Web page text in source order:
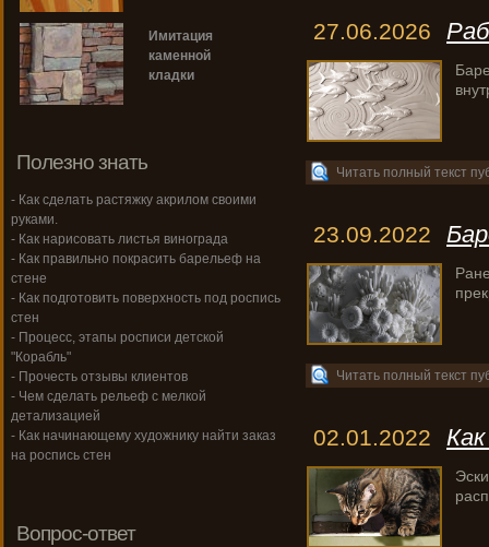
27.06.2026
Читать полный текст
23.09.2022
Читать полный текст
02.01.2022
Имитация
каменной
кладки
Полезно знать
- Как сделать растяжку акрилом своими
руками.
- Как нарисовать листья винограда
- Как правильно покрасить барельеф на
стене
- Как подготовить поверхность под роспись
стен
- Процесс, этапы росписи детской
"Корабль"
- Прочесть отзывы клиентов
- Чем сделать рельеф с мелкой
детализацией
- Как начинающему художнику найти заказ
на роспись стен
Вопрос-ответ